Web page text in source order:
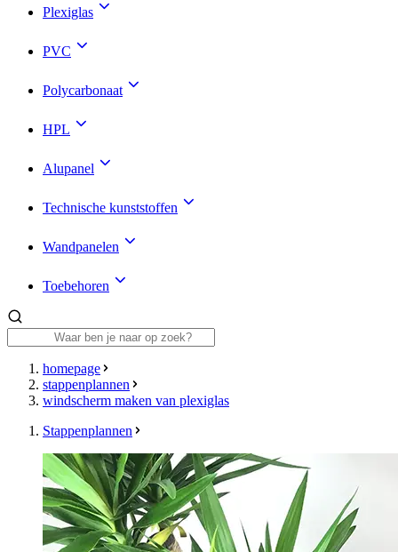
Plexiglas
PVC
Polycarbonaat
HPL
Alupanel
Technische kunststoffen
Wandpanelen
Toebehoren
homepage
stappenplannen
windscherm maken van plexiglas
Stappenplannen